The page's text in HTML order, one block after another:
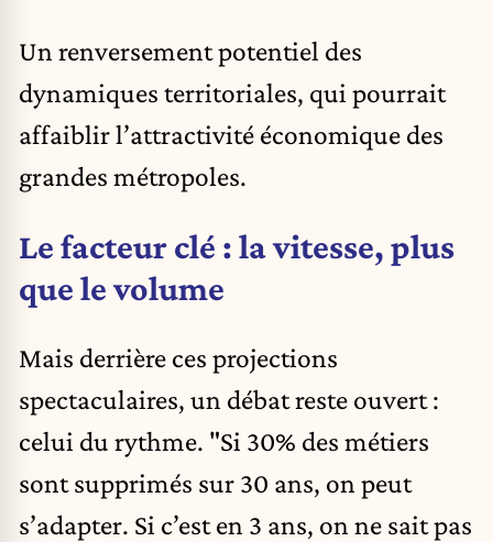
Un renversement potentiel des
dynamiques territoriales, qui pourrait
affaiblir l’attractivité économique des
grandes métropoles.
Le facteur clé : la vitesse, plus
que le volume
Mais derrière ces projections
spectaculaires, un débat reste ouvert :
celui du rythme. "Si 30% des métiers
sont supprimés sur 30 ans, on peut
s’adapter. Si c’est en 3 ans, on ne sait pas